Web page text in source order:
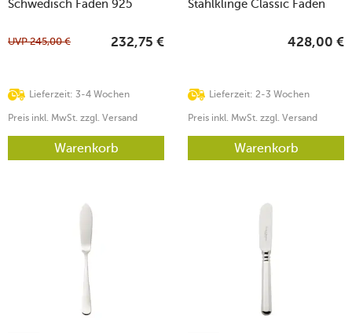
Schwedisch Faden 925
Lieferzeit: 3-4 Wochen
UVP245,00 € 232,75 €
Preis inkl. MwSt. zzgl. Versand
Warenkorb
Stahlklinge Classic Faden
Lieferzeit: 2-3 Wochen
428,00 €
Preis inkl. MwSt. zzgl. Versand
Warenkorb